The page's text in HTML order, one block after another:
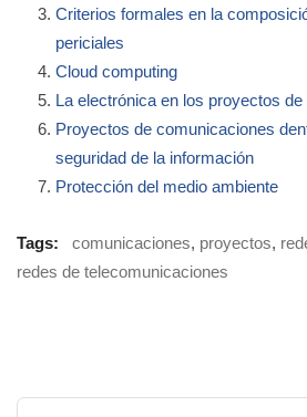
Criterios formales en la
periciales
Cloud computing
La electrónica en los proyectos
Proyectos de comunicaciones
seguridad de la información
Protección del medio ambiente
Tags: comunicaciones, proyectos,
redes de telecomunicaciones